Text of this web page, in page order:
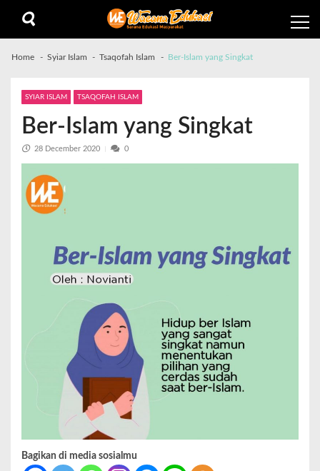
Home Syiar Islam Tsaqofah Islam Ber-Islam yang Singkat
SYIAR ISLAM TSAQOFAH ISLAM
Ber-Islam yang Singkat
28 December 2020 0
Bagikan di media sosialmu